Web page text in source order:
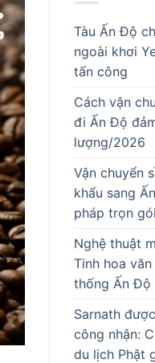
Tàu Ấn Độ
ngoài khơi
tấn công
Cách vận
đi Ấn Độ
lượng/2026
Vận chuyển
khẩu sang
pháp trọn
Nghệ thuật
Tinh hoa
thống Ấn Độ
Sarnath
công nhận:
du lịch Phật